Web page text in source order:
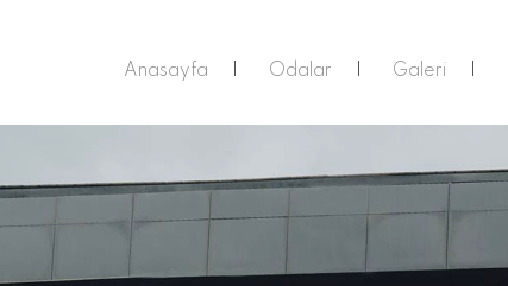
Anasayfa Odalar Galeri